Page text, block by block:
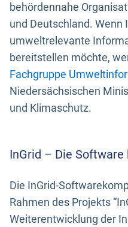
behördennahe
und Deutschland. Wenn
umweltrelevante
bereitstellen möchte,
Fachgruppe
Niedersächsischen
und Klimaschutz.
InGrid – Die Software
Die InGrid-
Rahmen des Projekts
Weiterentwicklung der